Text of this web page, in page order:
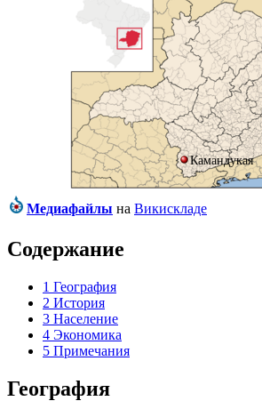
Камандукая
Медиафайлы на Викискладе
Содержание
1 География
2 История
3 Население
4 Экономика
5 Примечания
География